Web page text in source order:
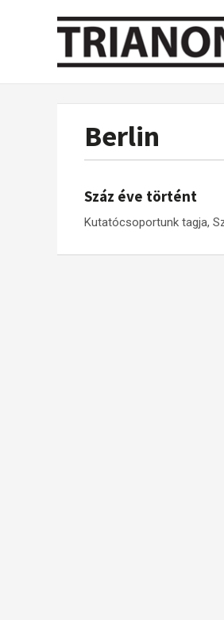
Berlin
Száz éve történt
Kutatócsoportunk tagja,